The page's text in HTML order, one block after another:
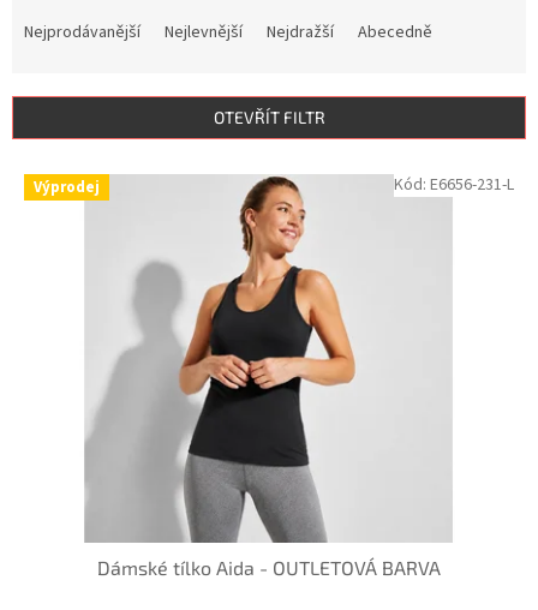
í
Nejprodávanější Nejlevnější Nejdražší Abecedně
OTEVŘÍT FILTR
V Výprodej
Dámské tílko Aida - OUTLETOVÁ BARVA
Kód: E6656-231-L